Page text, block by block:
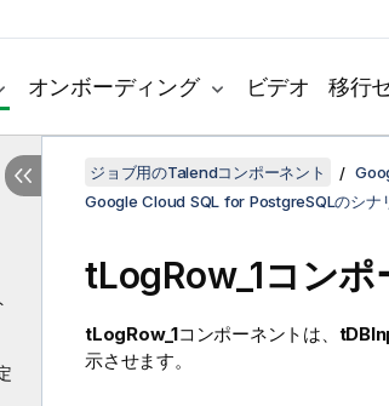
オンボーディング ビデオ 移行
ジョブ用のTalendコンポーネント
Google Cloud SQL for PostgreSQLのシナ
tLogRow_1コン
tLogRow_1コンポーネントは、
示させます。